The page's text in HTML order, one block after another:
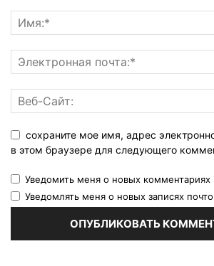
сохраните мое имя, адрес
в этом браузере для следующего
Уведомить меня о новых комментариях
Уведомлять меня о новых записях